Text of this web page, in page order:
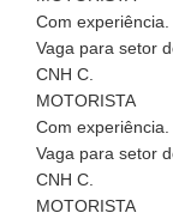
Com experiência.
Vaga para setor
CNH C.
MOTORISTA
Com experiência.
Vaga para setor
CNH C.
MOTORISTA